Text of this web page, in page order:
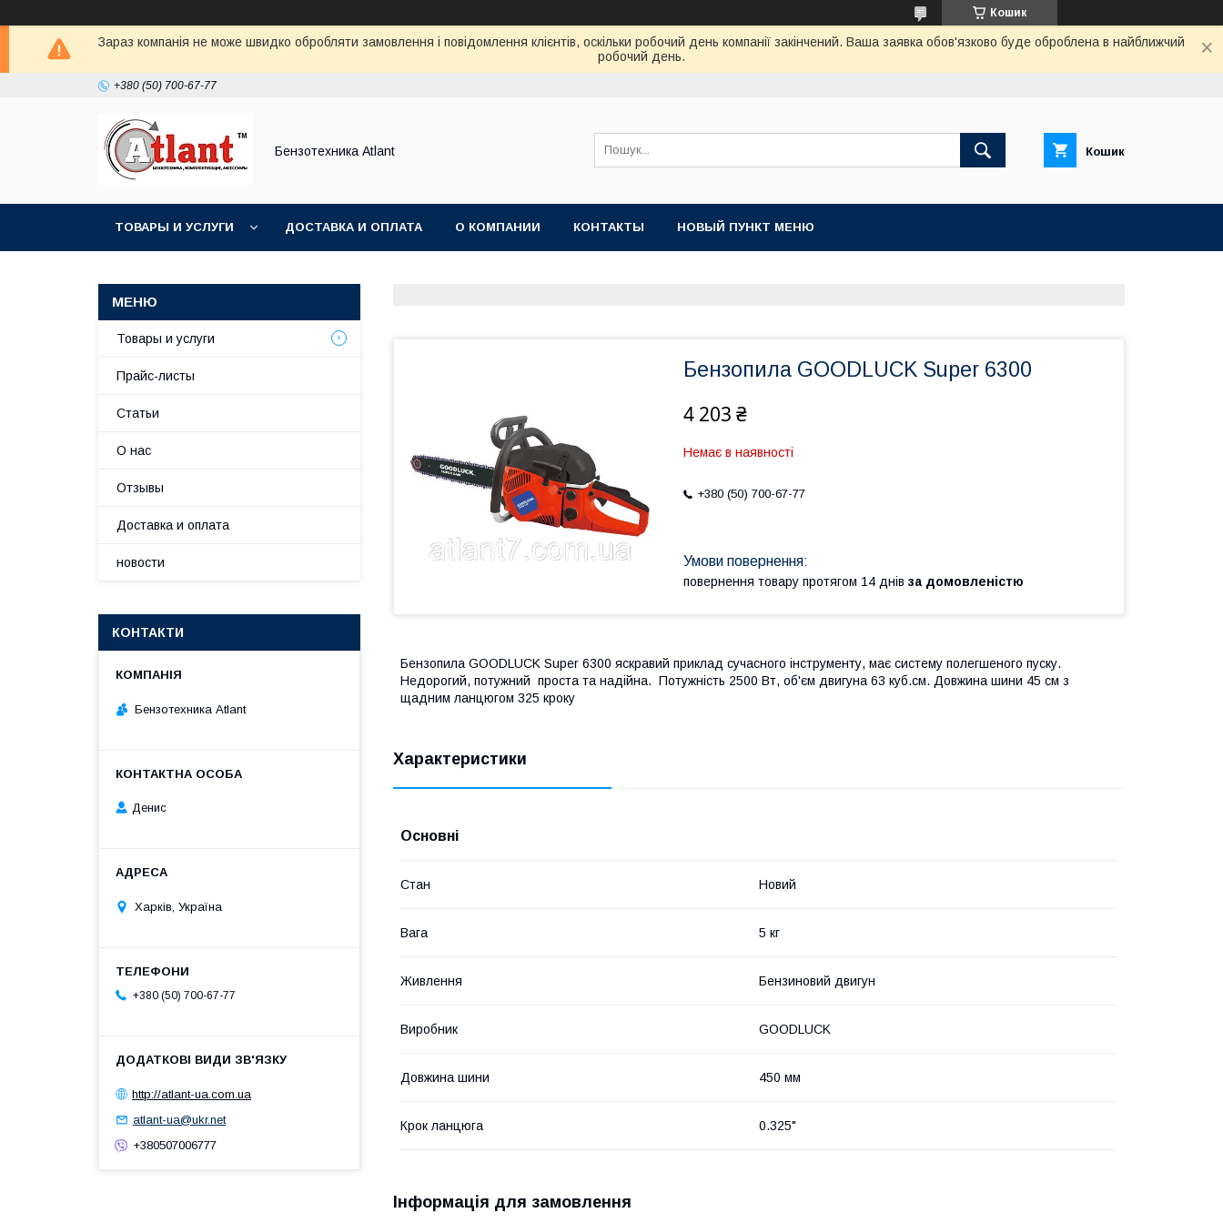
Кошик
Зараз компанія не може швидко обробляти замовлення і повідомлення клієнтів, оскільки робочий день компанії закінчений. Ваша заявка обов'язково буде оброблена в найближчий
робочий день.
+380 (50) 700-67-77
Бензотехника Atlant Кошик
ТОВАРЫ И УСЛУГИ ДОСТАВКА И ОПЛАТА О КОМПАНИИ КОНТАКТЫ НОВЫЙ ПУНКТ МЕНЮ
Бензопила GOODLUCK Super 6300
4 203 ₴
Немає в наявності
+380 (50) 700-67-77
повернення товару протягом 14 днів за домовленістю
Бензопила GOODLUCK Super 6300 яскравий приклад сучасного інструменту, має систему полегшеного пуску.
Недорогий, потужний проста та надійна. Потужність 2500 Вт, об'єм двигуна 63 куб.см. Довжина шини 45 см з
щадним ланцюгом 325 кроку
Характеристики
Основні
Стан Новий
Вага 5 кг
Живлення Бензиновий двигун
Виробник GOODLUCK
Довжина шини 450 мм
Крок ланцюга 0.325"
Інформація для замовлення
Товары и услуги
Прайс-листы
Статьи
О нас
Отзывы
Доставка и оплата
новости
КОНТАКТИ
Бензотехника Atlant
Денис
Харків, Україна
+380 (50) 700-67-77
http://atlant-ua.com.ua
atlant-ua@ukr.net
+380507006777